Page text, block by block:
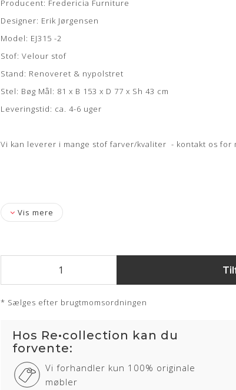
Producent: Fredericia Furniture
Designer: Erik Jørgensen
Model: EJ315 -2
Stof: Velour stof
Stand: Renoveret & nypolstret
Stel: Bøg Mål: 81 x B 153 x D 77 x Sh 43 cm
Leveringstid: ca. 4-6 uger
Vi kan leverer i mange stof farver/kvaliter - kontakt os for
Vis mere
* Sælges efter brugtmomsordningen
Hos Re•collection kan du
forvente:
Vi forhandler kun 100% originale
møbler